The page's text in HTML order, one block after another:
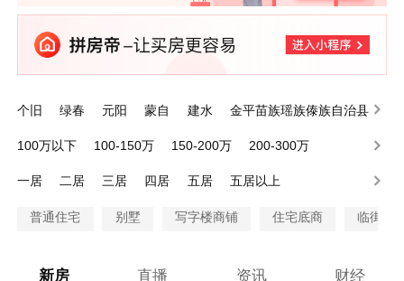
个旧 绿春 元阳 蒙自 建水
金平苗族瑶族傣族自治县
100万以下
100-150万 150-200万
200-300万
一居
二居 三居 四居 五居 五居以上
普通住宅 别墅 写字楼商铺 住宅底商 临街商
新房 直播 资讯 财经